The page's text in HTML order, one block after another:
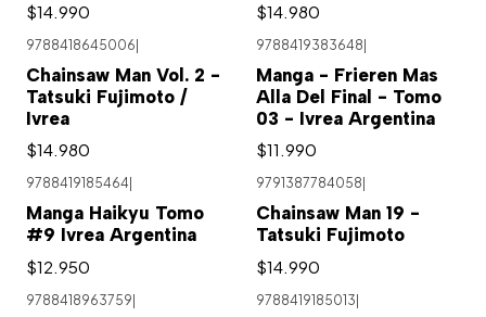
$14.990 $14.980
9788418645006
Chainsaw Man Vol. 2 -
Tatsuki Fujimoto /
Ivrea
$14.980
9788419383648
Manga - Frieren Mas
Alla Del Final - Tomo
03 - Ivrea Argentina
$11.990
9788419185464
Manga Haikyu Tomo
#9 Ivrea Argentina
$12.950
9791387784058
Chainsaw Man 19 -
Tatsuki Fujimoto
$14.990
9788418963759| 9788419185013|